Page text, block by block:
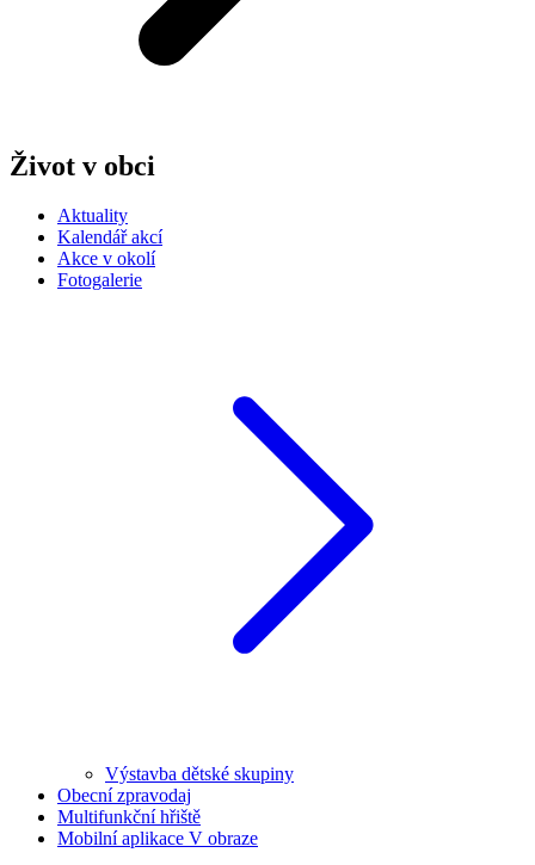
Život v obci
Aktuality
Kalendář akcí
Akce v okolí
Fotogalerie
Výstavba dětské skupiny
Obecní zpravodaj
Multifunkční hřiště
Mobilní aplikace V obraze